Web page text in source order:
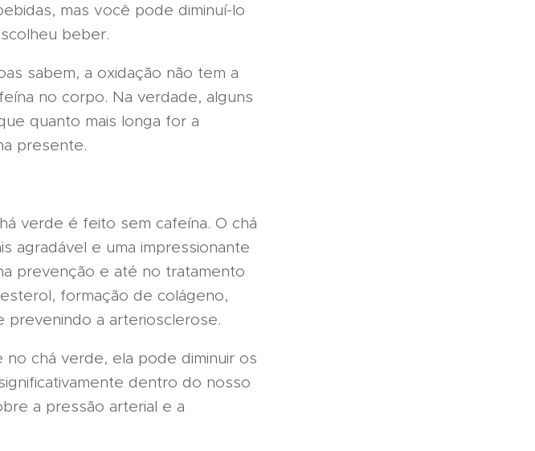
mas você pode diminuí-lo
beber.
sabem, a oxidação não tem a
no corpo. Na verdade, alguns
quanto mais longa for a
presente.
verde é feito sem cafeína. O chá
agradável e uma impressionante
prevenção e até no tratamento
formação de colágeno,
prevenindo a arteriosclerose.
chá verde, ela pode diminuir os
dentro do nosso
a pressão arterial e a